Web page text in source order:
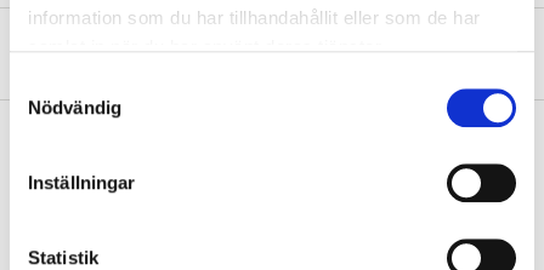
information som du har tillhandahållit eller som de har
Nödvändig
Inställningar
Statistik